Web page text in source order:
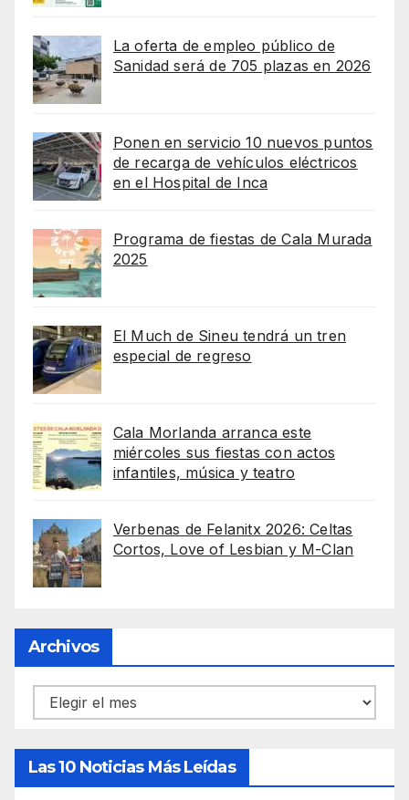
La oferta de empleo público de
Sanidad será de 705 plazas en 2026
Ponen en servicio 10 nuevos puntos
de recarga de vehículos eléctricos
en el Hospital de Inca
Programa de fiestas de Cala Murada
2025
El Much de Sineu tendrá un tren
especial de regreso
Cala Morlanda arranca este
miércoles sus fiestas con actos
infantiles, música y teatro
Verbenas de Felanitx 2026: Celtas
Cortos, Love of Lesbian y M-Clan
Archivos
Archivos
Las 10 Noticias Más Leídas